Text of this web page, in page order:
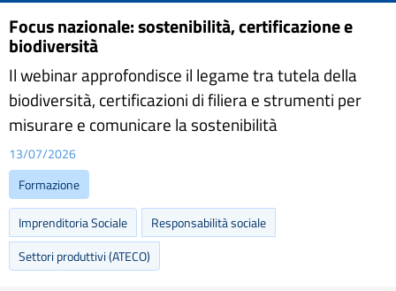
Focus nazionale: sostenibilità, certificazione e
biodiversità
Il webinar approfondisce il legame tra tutela della
biodiversità, certificazioni di filiera e strumenti per
misurare e comunicare la sostenibilità
13/07/2026
Formazione
Imprenditoria Sociale
Responsabilità sociale
Settori produttivi (ATECO)